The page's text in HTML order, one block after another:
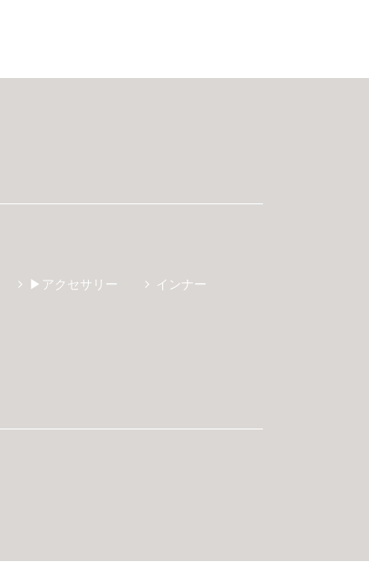
▶アクセサリー
インナー